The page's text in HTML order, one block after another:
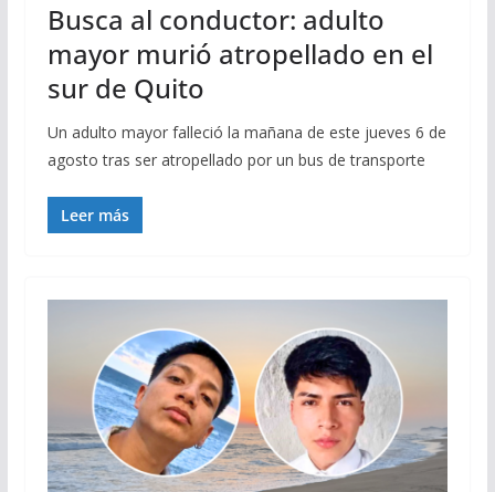
Busca al conductor: adulto
mayor murió atropellado en el
sur de Quito
Un adulto mayor falleció la mañana de este jueves 6 de
agosto tras ser atropellado por un bus de transporte
Leer más